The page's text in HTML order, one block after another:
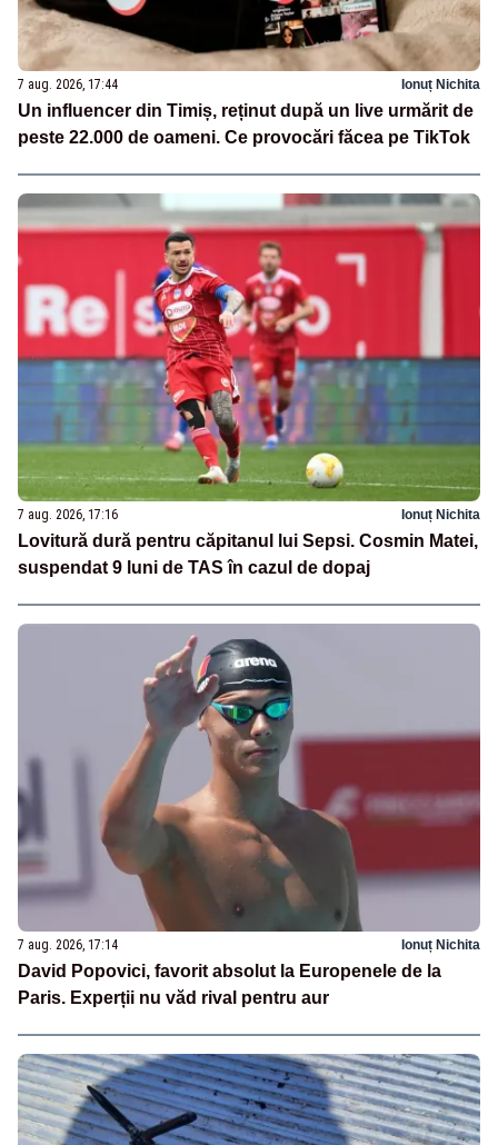
7 aug. 2026, 17:44 Ionuț Nichita
Un influencer din Timiș, reținut după un live urmărit de
peste 22.000 de oameni. Ce provocări făcea pe TikTok
7 aug. 2026, 17:16 Ionuț Nichita
Lovitură dură pentru căpitanul lui Sepsi. Cosmin Matei,
suspendat 9 luni de TAS în cazul de dopaj
7 aug. 2026, 17:14 Ionuț Nichita
David Popovici, favorit absolut la Europenele de la
Paris. Experții nu văd rival pentru aur